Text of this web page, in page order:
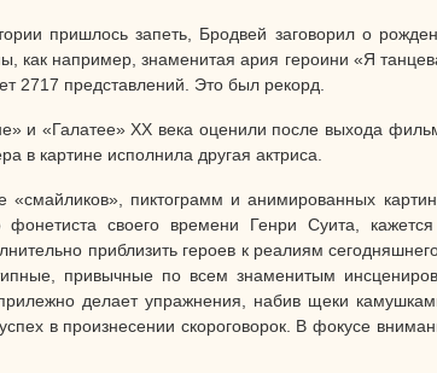
пришлось запеть, Бродвей заговорил о
как например, знаменитая ария героини «Я
2717 представлений. Это был рекорд.
и «Галатее» XX века оценили после выхода
в картине исполнила другая актриса.
пиктограмм и анимированных
фонетиста своего времени Генри Суита,
приблизить героев к реалиям
привычные по всем знаменитым
делает упражнения, набив щеки
успех в произнесении скороговорок. В фокусе